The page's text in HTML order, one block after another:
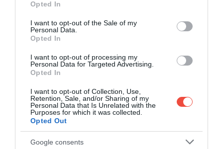
use your data for below specified purposes in below Google
consent section.
Opted In
I want to opt-out of the Sale of my
Personal Data.
Opted In
I want to opt-out of processing my
Personal Data for Targeted Advertising.
Opted In
I want to opt-out of Collection, Use,
Retention, Sale, and/or Sharing of my
Personal Data that Is Unrelated with the
Purposes for which it was collected.
Opted Out
Google consents